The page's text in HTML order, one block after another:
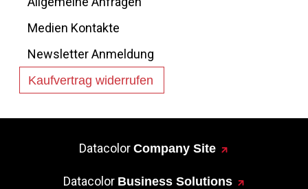
Medien Kontakte
Newsletter Anmeldung
Kaufvertrag widerrufen
Datacolor Company Site
Datacolor Business Solutions